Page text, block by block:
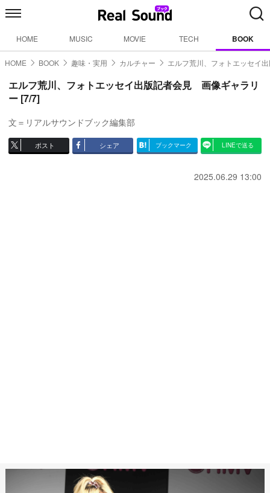
HOME MUSIC MOVIE TECH BOOK
HOME BOOK 趣味・実用 カルチャー エルフ荒川、フォトエッセイ
エルフ荒川、フォトエッセイ出版記者会見 画像ギャラリ
ー [7/7]
文＝リアルサウンドブック編集部
ポスト シェア ブックマーク LINEで送る
2025.06.29 13:00